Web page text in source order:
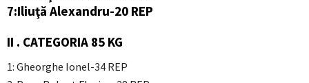
7:Iliuţă Alexandru-20 REP
II . CATEGORIA 85 KG
1: Gheorghe Ionel-34 REP